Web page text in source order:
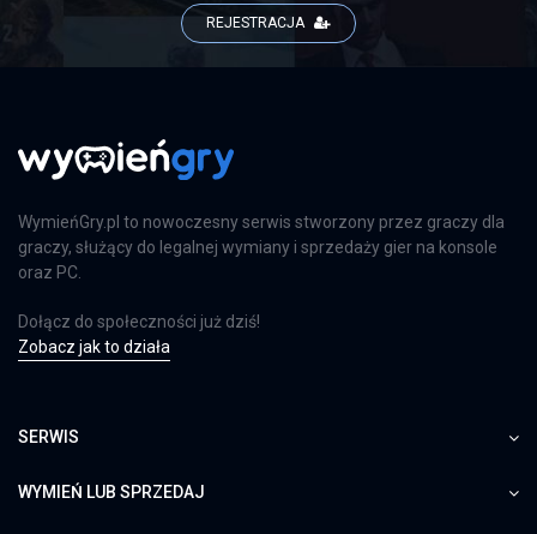
REJESTRACJA
WymieńGry.pl to nowoczesny serwis stworzony przez graczy dla
graczy, służący do legalnej wymiany i sprzedaży gier na konsole
oraz PC.
Dołącz do społeczności już dziś!
Zobacz jak to działa
SERWIS
WYMIEŃ LUB SPRZEDAJ